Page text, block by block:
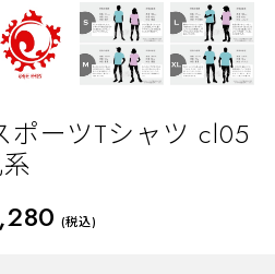
ポーツTシャツ cl05
(税込)